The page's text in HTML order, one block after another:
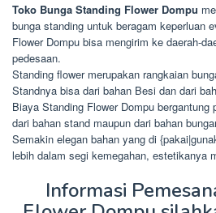
Toko Bunga Standing Flower Dompu
bunga standing untuk beragam keperluan
Flower Dompu bisa mengirim ke daerah-
pedesaan.
Standing flower merupakan rangkaian
Standnya bisa dari bahan Besi dan dari
Biaya Standing Flower Dompu bergantung
dari bahan stand maupun dari bahan
Semakin elegan bahan yang di
lebih dalam segi kemegahan, estetikanya
Informasi